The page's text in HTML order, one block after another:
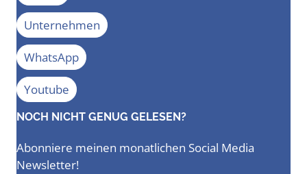
Unternehmen
WhatsApp
Youtube
NOCH NICHT GENUG GELESEN?
Abonniere meinen monatlichen Social Media
Newsletter!